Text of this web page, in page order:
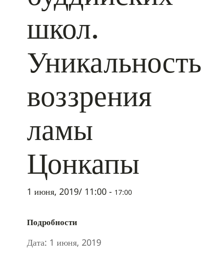
школ.
Уникальность
воззрения
ламы
Цонкапы
1 июня, 2019/ 11:00 - 17:00
Подробности
Дата: 1 июня, 2019